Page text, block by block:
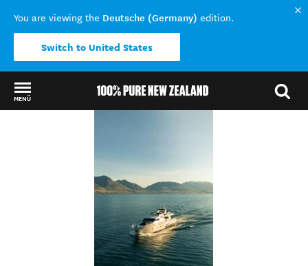
You are viewing the Deutsche (Germany) edition.
Switch to United States
MENÜ